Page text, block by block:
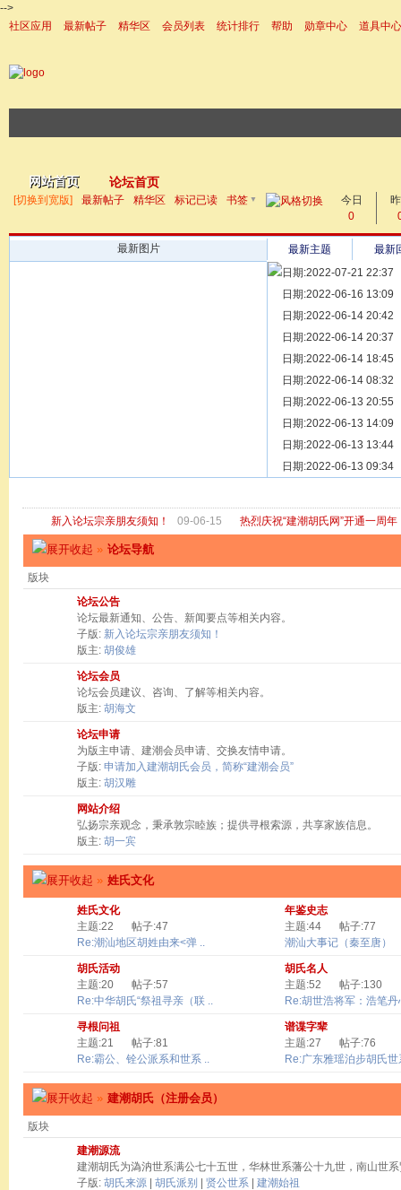
-->
社区应用
最新帖子 精华区 会员列表 统计排行 帮助 勋章中心
道具中心
网站首页 论坛首页
帖子
[切换到宽版] 最新帖子 精华区 标记已读 书签 ▼
今日
0
最新图片 最新主题
最新
日期:2022-07-21 22:37
[ 宗亲新闻 ] 同为宗亲，
日期:2022-06-16 13:09
[ 族谱知识 ] 漫话辈份
日期:2022-06-14 20:42
[ 族谱知识 ] 修族谱的用
日期:2022-06-14 20:37
[ 族谱知识 ] 一元等于多
日期:2022-06-14 18:45
[ 散文随笔 ] 写给远在天
日期:2022-06-14 08:32
[ 宗亲新闻 ] 关于“金鸡落
日期:2022-06-13 20:55
[ 庙堂宗祠 ] 洽礼祖祠
日期:2022-06-13 14:09
[ 庙堂宗祠 ] 京华胡氏二
日期:2022-06-13 13:44
[ 庙堂宗祠 ] 祖祠、家庙
日期:2022-06-13 09:34
新入论坛宗亲朋友须知！ 09-06-15 热烈庆祝“建潮胡氏网”开通一周年
» 论坛导航
版块
论坛公告
论坛最新通知、公告、新闻要点等相关内容。
子版: 新入论坛宗亲朋友须知！
版主: 胡俊雄
论坛会员
论坛会员建议、咨询、了解等相关内容。
版主: 胡海文
论坛申请
为版主申请、建潮会员申请、交换友情申请。
子版: 申请加入建潮胡氏会员，简称“建潮会员”
版主: 胡汉雕
网站介绍
弘扬宗亲观念，秉承敦宗睦族；提供寻根索源，共享家族信息。
版主: 胡一宾
» 姓氏文化
姓氏文化
主题:22
帖子:47
Re:潮汕地区胡姓由来<弹 ..
年鉴史志
主题:44
帖子:77
潮汕大事记（秦至唐）
胡氏活动
主题:20
帖子:57
Re:中华胡氏“祭祖寻亲（联 ..
胡氏名人
主题:52
帖子:130
Re:胡世浩将军：浩笔丹
寻根问祖
主题:21
帖子:81
Re:霸公、铨公派系和世系 ..
谱谍字辈
主题:27
帖子:76
Re:广东雅瑶泊步胡氏世
» 建潮胡氏（注册会员）
版块
建潮源流
建潮胡氏为溈汭世系满公七十五世，华林世系藩公十九世，南山世
子版: 胡氏来源 胡氏派别 贤公世系
建潮始祖